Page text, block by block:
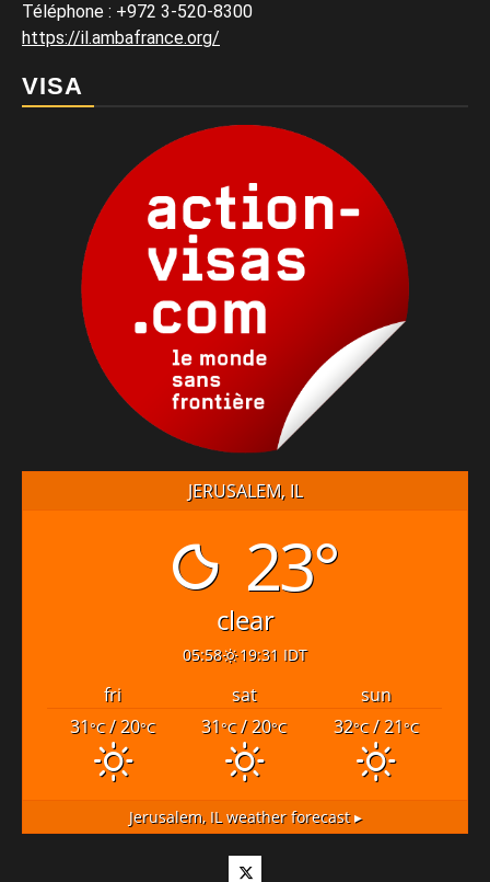
Téléphone : +972 3-520-8300
https://il.ambafrance.org/
VISA
JERUSALEM, IL
23°
clear
05:58 19:31 IDT
fri sat
sun
31°C/ 20°C 31°C/ 20°C 32°C/ 21°C
Jerusalem, ILweather forecast ▸
Twitter